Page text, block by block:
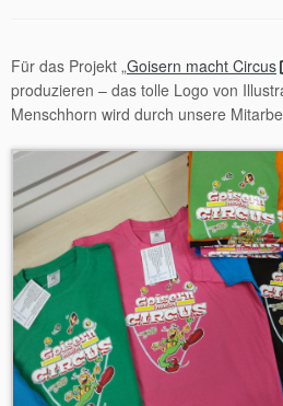
Für das Projekt „Goisern macht Circus
produzieren – das tolle Logo von
Menschhorn wird durch unsere